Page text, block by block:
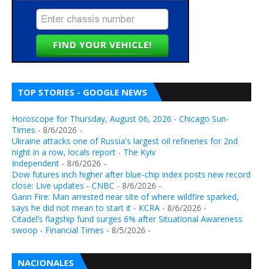
TOP STORIES - GOOGLE NEWS
Horoscope for Thursday, August 06, 2026 - Chicago Sun-
Times - 8/6/2026 -
Ukraine attacks one of Russia's largest oil refineries for 2nd
night in a row, locals report - The Kyiv
Independent - 8/6/2026 -
Dow futures inch higher after blue-chip index posts new record
close: Live updates - CNBC - 8/6/2026 -
Gann Fire: Man arrested near site of where wildfire sparked,
says he did not mean to start it - KCRA - 8/6/2026 -
Citadel’s flagship fund surges 6% after Situational Awareness
swoop - Financial Times - 8/5/2026 -
NACIONALES